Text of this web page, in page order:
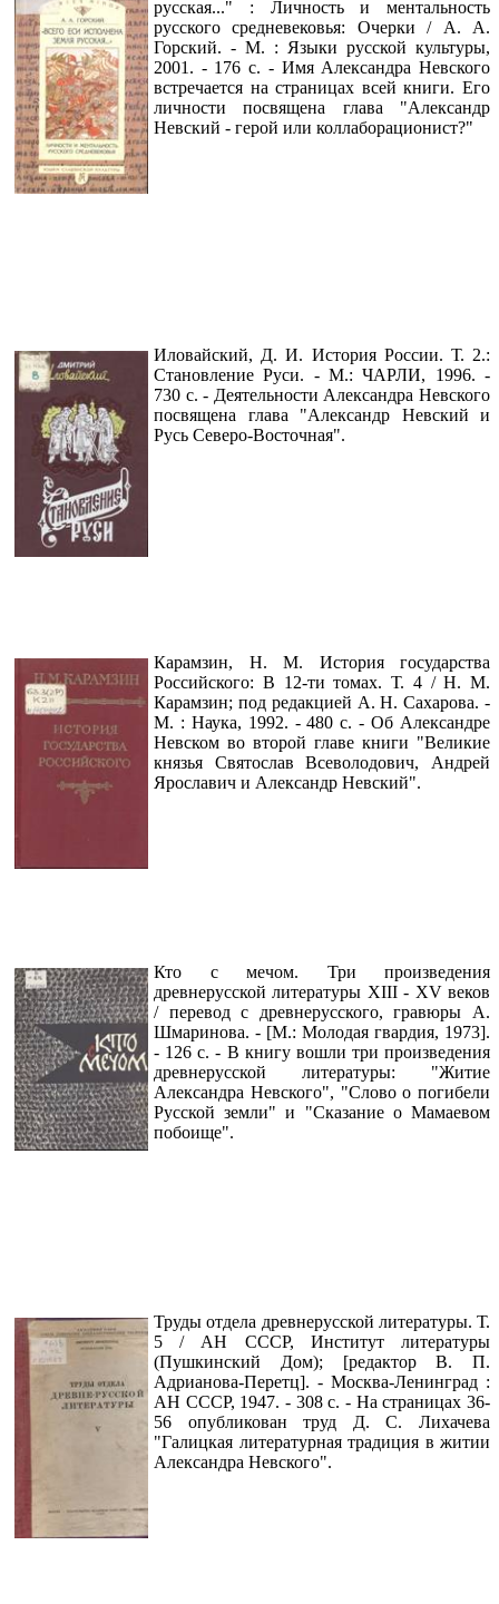
русская..." : Личность и ментальность
русского средневековья: Очерки / А. А.
Горский. - М. : Языки русской культуры,
2001. - 176 с. - Имя Александра Невского
встречается на страницах всей книги. Его
личности посвящена глава "Александр
Невский - герой или коллаборационист?"
Иловайский, Д. И. История России. Т. 2.:
Становление Руси. - М.: ЧАРЛИ, 1996. -
730 с. - Деятельности Александра Невского
посвящена глава "Александр Невский и
Русь Северо-Восточная".
Карамзин, Н. М. История государства
Российского: В 12-ти томах. Т. 4 / Н. М.
Карамзин; под редакцией А. Н. Сахарова. -
М. : Наука, 1992. - 480 с. - Об Александре
Невском во второй главе книги "Великие
князья Святослав Всеволодович, Андрей
Ярославич и Александр Невский".
Кто с мечом. Три произведения
древнерусской литературы XIII - XV веков
/ перевод с древнерусского, гравюры А.
Шмаринова. - [М.: Молодая гвардия, 1973].
- 126 с. - В книгу вошли три произведения
древнерусской литературы: "Житие
Александра Невского", "Слово о погибели
Русской земли" и "Сказание о Мамаевом
побоище".
Труды отдела древнерусской литературы. Т.
5 / АН СССР, Институт литературы
(Пушкинский Дом); [редактор В. П.
Адрианова-Перетц]. - Москва-Ленинград :
АН СССР, 1947. - 308 с. - На страницах 36-
56 опубликован труд Д. С. Лихачева
"Галицкая литературная традиция в житии
Александра Невского".